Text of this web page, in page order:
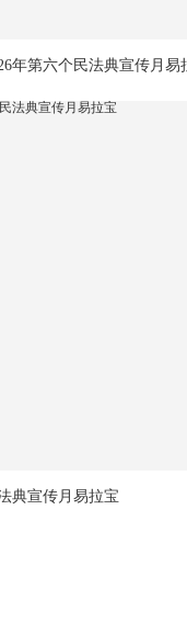
年第六个民法典宣传月易
典宣传月易拉宝